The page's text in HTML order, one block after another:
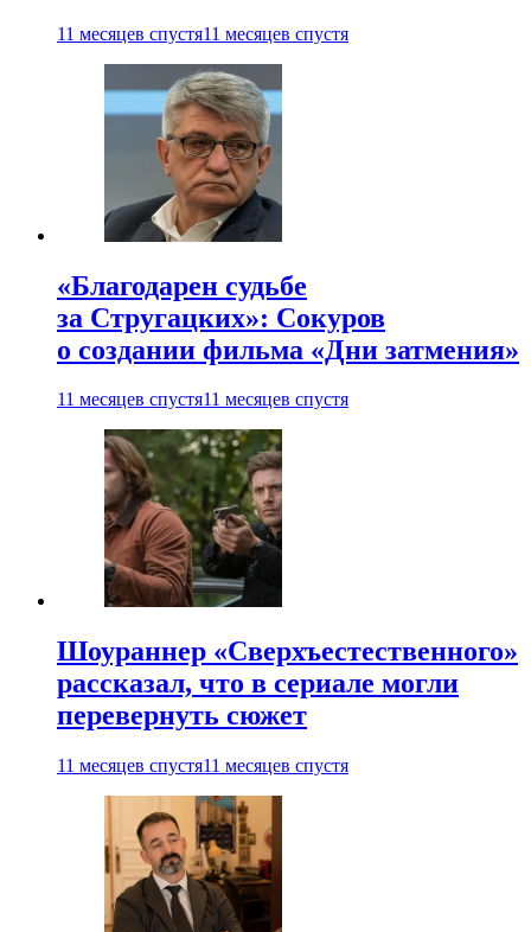
11 месяцев спустя11 месяцев спустя
«Благодарен судьбе
за Стругацких»: Сокуров
о создании фильма «Дни затмения»
11 месяцев спустя11 месяцев спустя
Шоураннер «Сверхъестественного»
рассказал, что в сериале могли
перевернуть сюжет
11 месяцев спустя11 месяцев спустя